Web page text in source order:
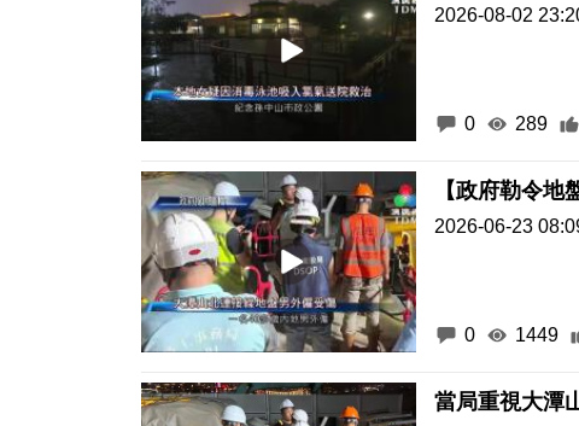
2026-08-02
0 289
【政府勒令
2026-06-23
0 1449
當局重視大潭